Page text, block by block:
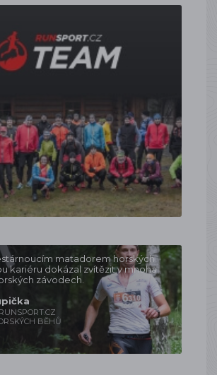
matadorem horských
kariéru dokázal zvítězit v mnoha
závodech.
BĚHŮ